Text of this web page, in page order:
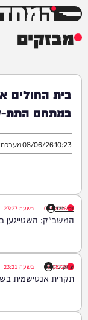
המחדש
מבזקים
בית החולים
במתחם התת-
10:23
08/06/26
יוסי פלד
08/08/26
| בשעה 23:27
המשב"ק: השטייגען
יצחק כהן
08/08/26
| בשעה 23:21
תקרית אנטישמית